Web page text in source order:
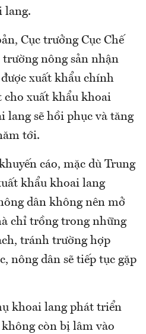
lang.
Cục trưởng Cục Chế
nông sản nhận
xuất khẩu chính
cho xuất khẩu khoai
lang sẽ hồi phục và tăng
tới.
cáo, mặc dù Trung
khẩu khoai lang
dân không nên mở
chỉ trồng trong những
tránh trường hợp
nông dân sẽ tiếp tục gặp
khoai lang phát triển
còn bị lâm vào